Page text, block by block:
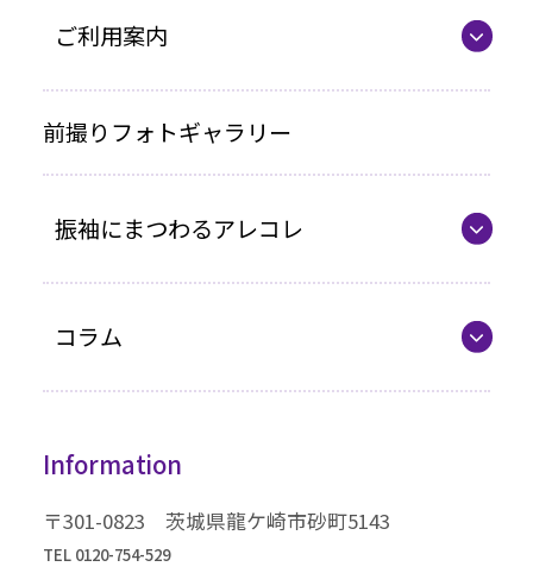
ママ振プラン
ご利用案内
各種お支払い方法
車いすをご利用の方へ
企業情報
前撮りフォトギャラリー
振袖にまつわるアレコレ
コラム
成人式までの流れ
Information
〒301-0823 茨城県龍ケ崎市砂町5143
TEL 0120-754-529